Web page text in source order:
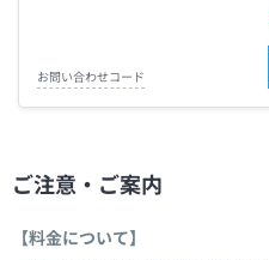
お問い合わせコード
ご注意・ご案内
【料金について】